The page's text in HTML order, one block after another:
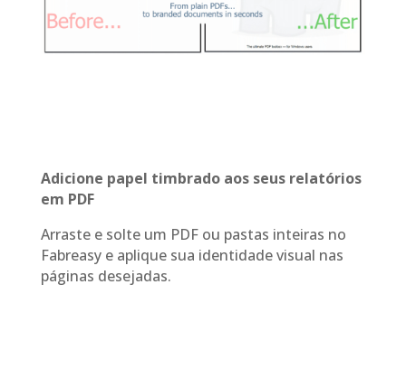
Adicione papel timbrado aos seus relatórios
em PDF
Arraste e solte um PDF ou pastas inteiras no
Fabreasy e aplique sua identidade visual nas
páginas desejadas.